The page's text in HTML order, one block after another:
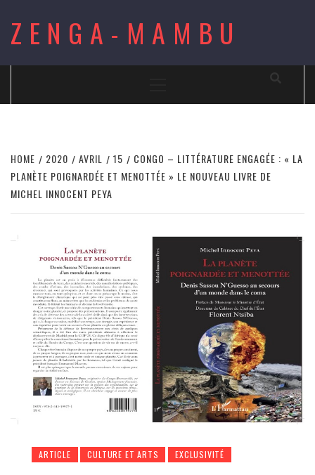
content
ZENGA-MAMBU
HOME 2020 AVRIL 15
CONGO – LITTÉRATURE ENGAGÉE : « LA
PLANÈTE POIGNARDÉE ET MENOTTÉE » LE NOUVEAU LIVRE DE
MICHEL INNOCENT PEYA
ARTICLE CULTURE ET ARTS EXCLUSIVITÉ